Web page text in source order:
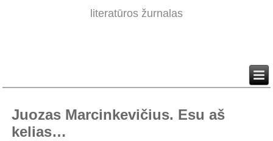
literatūros žurnalas
Juozas Marcinkevičius. Esu aš
kelias…